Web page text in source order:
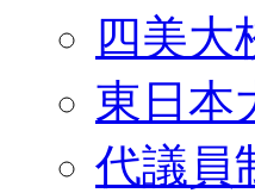
四美大
東日本
代議員